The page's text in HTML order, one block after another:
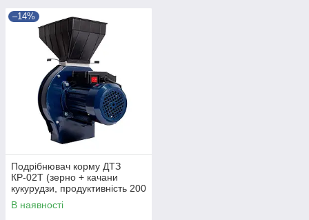
–14%
Подрібнювач корму ДТЗ
КР-02Т (зерно + качани
кукурудзи, продуктивність 200
кг/год)
В наявності